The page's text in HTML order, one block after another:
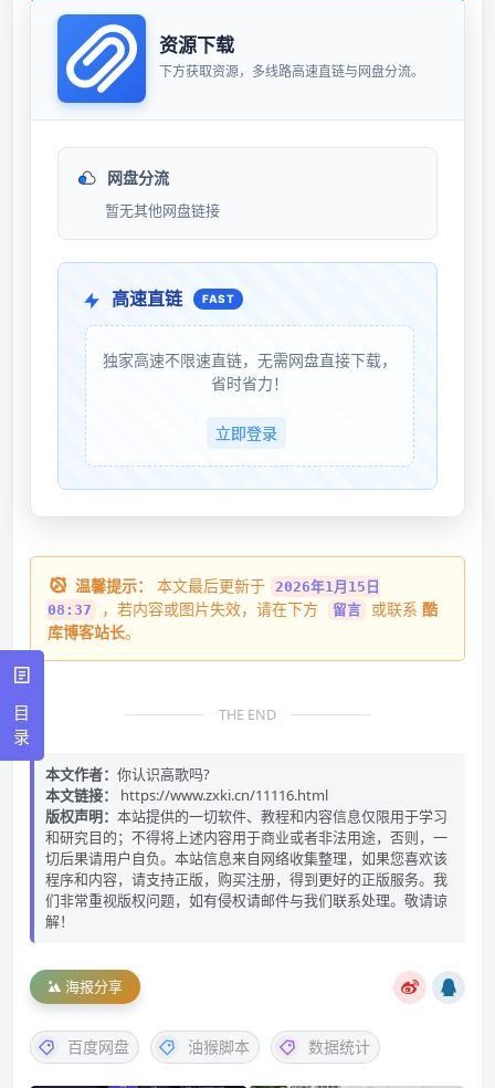
资源下载
下方获取资源，多线路高速直链与网盘分流。
网盘分流
暂无其他网盘链接
高速直链 FAST
独家高速不限速直链，无需网盘直接下载，
省时省力！
立即登录
温馨提示： 本文最后更新于
2026年1月15日
08:37
，若内容或图片失效，请在下方 留言 或联系 酷
库博客站长。
THE END
本文作者： 你认识高歌吗?
本文链接：
https://www.zxki.cn/11116.html
版权声明： 本站提供的一切软件、教程和内容信息仅限用于学习
和研究目的；不得将上述内容用于商业或者非法用途，否则，一
切后果请用户自负。本站信息来自网络收集整理，如果您喜欢该
程序和内容，请支持正版，购买注册，得到更好的正版服务。我
们非常重视版权问题，如有侵权请邮件与我们联系处理。敬请谅
解！
海报分享
百度网盘 油猴脚本 数据统计
目
录